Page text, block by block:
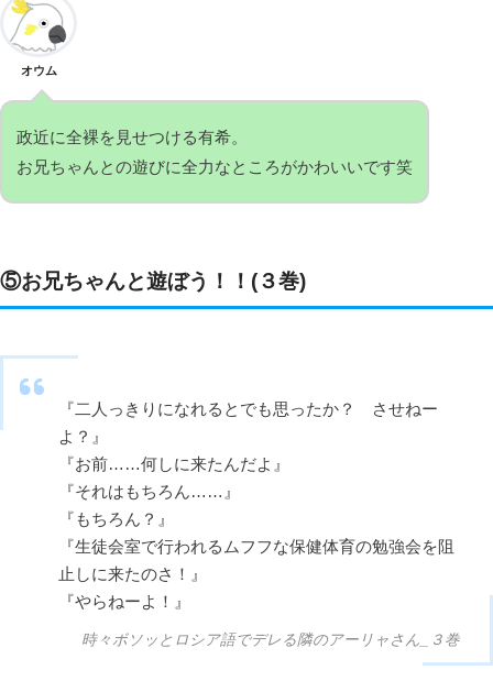
オウム
政近に全裸を見せつける有希。
お兄ちゃんとの遊びに全力なところがかわいいです笑
⑤お兄ちゃんと遊ぼう！！(３巻)
『二人っきりになれるとでも思ったか？ させねー
よ？』
『お前……何しに来たんだよ』
『それはもちろん……』
『もちろん？』
『生徒会室で行われるムフフな保健体育の勉強会を阻
止しに来たのさ！』
『やらねーよ！』
時々ボソッとロシア語でデレる隣のアーリャさん_３巻